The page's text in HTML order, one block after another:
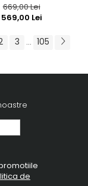
669,00 Lei
569,00 Lei
3 ... 105
de